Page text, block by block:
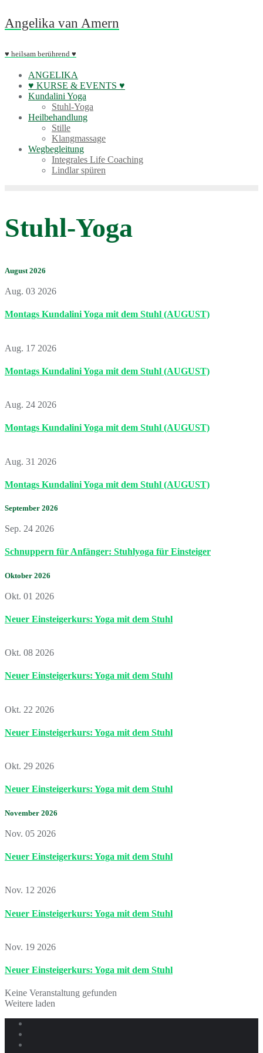
Skip
to
Angelika van Amern
♥ heilsam berührend ♥
ANGELIKA
♥ KURSE & EVENTS ♥
Kundalini Yoga
Stuhl-Yoga
Heilbehandlung
Stille
Klangmassage
Wegbegleitung
Integrales Life Coaching
Lindlar spüren
Stuhl-Yoga
August 2026
Aug. 03 2026
Montags Kundalini Yoga mit dem Stuhl (AUGUST)
Aug. 17 2026
Montags Kundalini Yoga mit dem Stuhl (AUGUST)
Aug. 24 2026
Montags Kundalini Yoga mit dem Stuhl (AUGUST)
Aug. 31 2026
Montags Kundalini Yoga mit dem Stuhl (AUGUST)
September 2026
Sep. 24 2026
Schnuppern für Anfänger: Stuhlyoga für Einsteiger
Oktober 2026
Okt. 01 2026
Neuer Einsteigerkurs: Yoga mit dem Stuhl
Okt. 08 2026
Neuer Einsteigerkurs: Yoga mit dem Stuhl
Okt. 22 2026
Neuer Einsteigerkurs: Yoga mit dem Stuhl
Okt. 29 2026
Neuer Einsteigerkurs: Yoga mit dem Stuhl
November 2026
Nov. 05 2026
Neuer Einsteigerkurs: Yoga mit dem Stuhl
Nov. 12 2026
Neuer Einsteigerkurs: Yoga mit dem Stuhl
Nov. 19 2026
Neuer Einsteigerkurs: Yoga mit dem Stuhl
Keine Veranstaltung gefunden
Weitere laden